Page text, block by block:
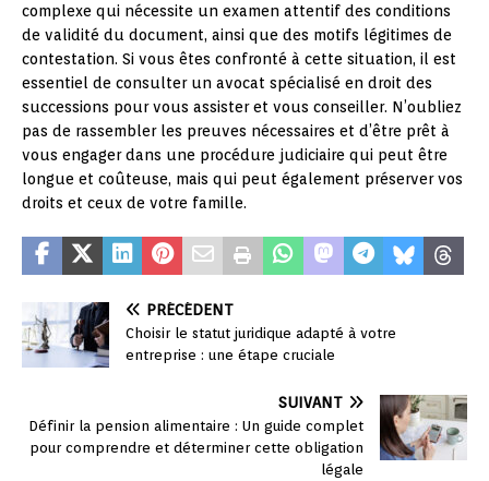
complexe qui nécessite un examen attentif des conditions
de validité du document, ainsi que des motifs légitimes de
contestation. Si vous êtes confronté à cette situation, il est
essentiel de consulter un avocat spécialisé en droit des
successions pour vous assister et vous conseiller. N’oubliez
pas de rassembler les preuves nécessaires et d’être prêt à
vous engager dans une procédure judiciaire qui peut être
longue et coûteuse, mais qui peut également préserver vos
droits et ceux de votre famille.
PRÉCÉDENT
Choisir le statut juridique adapté à votre
entreprise : une étape cruciale
SUIVANT
Définir la pension alimentaire : Un guide complet
pour comprendre et déterminer cette obligation
légale